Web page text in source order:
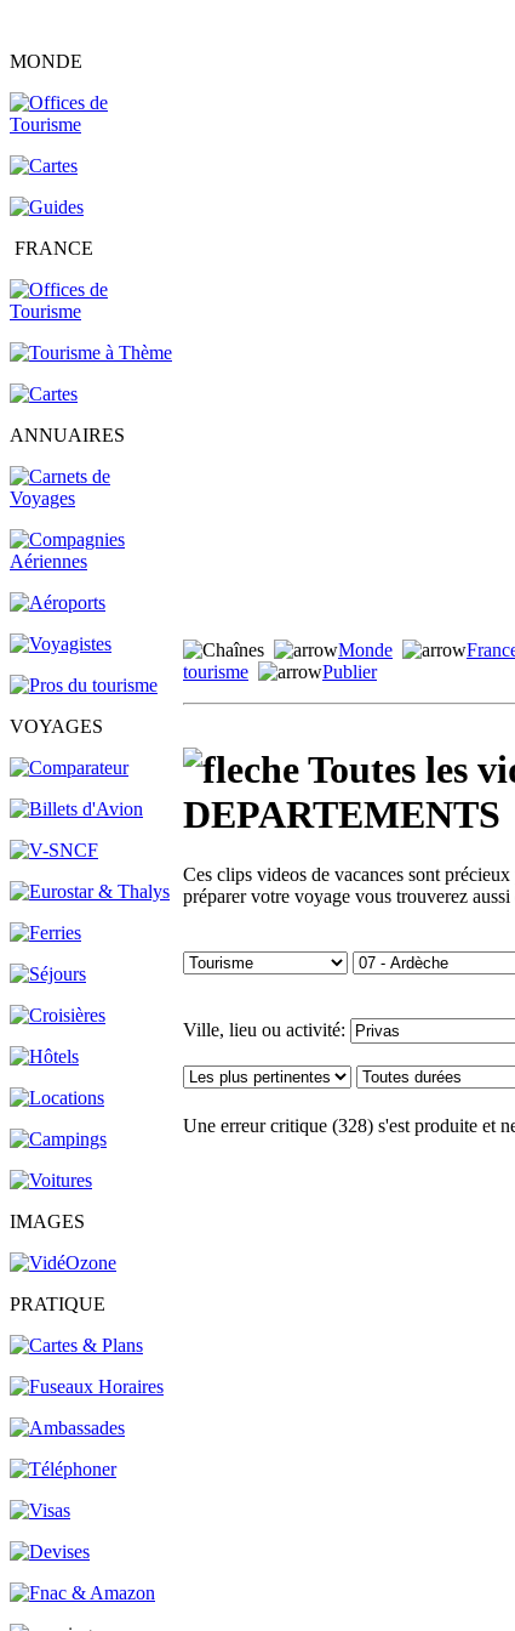
MONDE
FRANCE
ANNUAIRES
VOYAGES
IMAGES
PRATIQUE
Monde
tourisme
Publier
Toutes les
DEPARTEMENTS
Ces clips videos de vacances sont
préparer votre voyage vous trouverez
Ville, lieu ou activité:
Une erreur critique (328) s'est produite et